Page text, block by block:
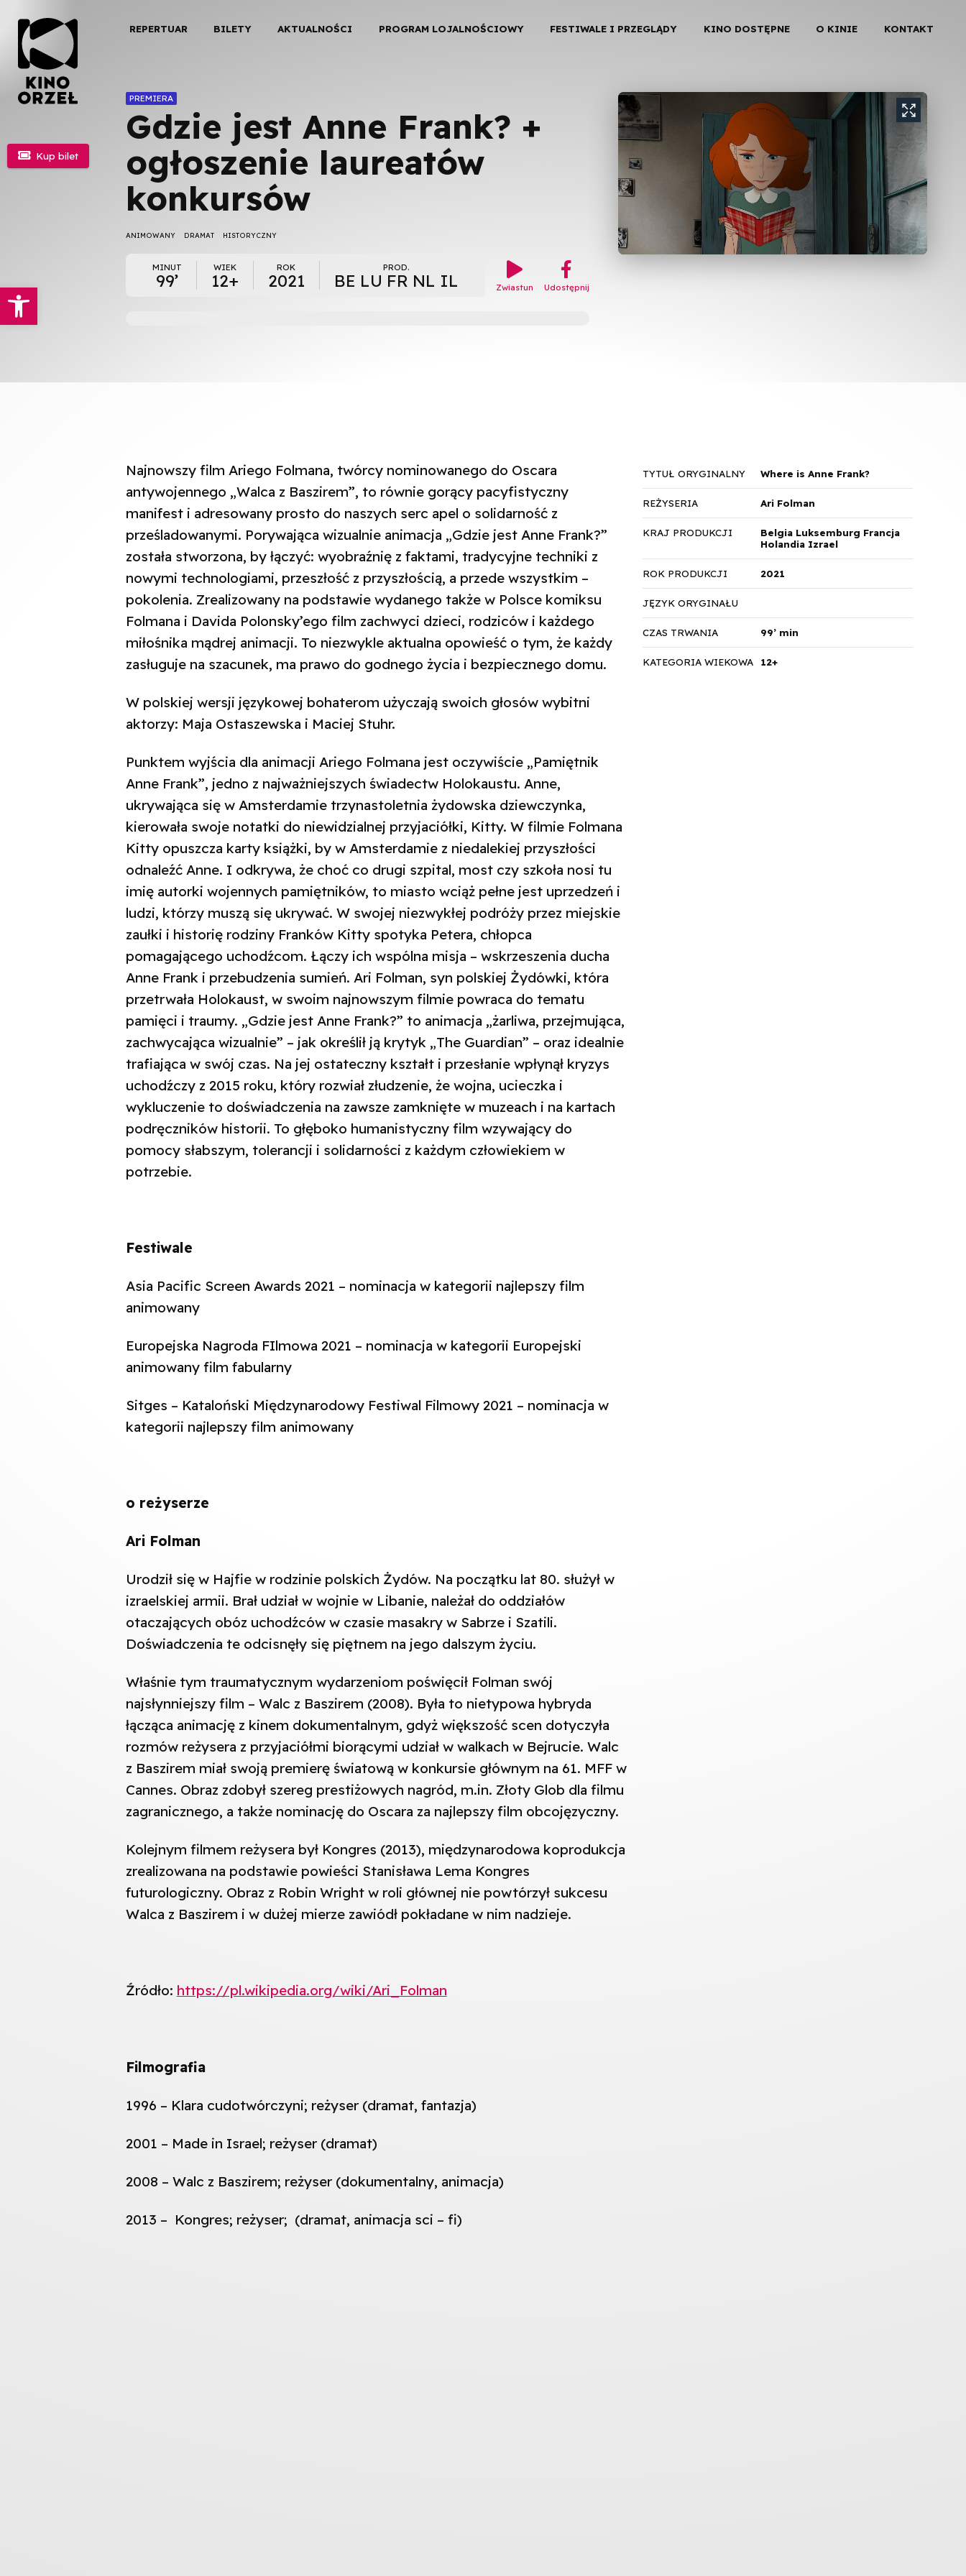
Otwórz pasek narzędzi
REPERTUAR BILETY AKTUALNOŚCI PROGRAM LOJALNOŚCIOWY FESTIWALE I PRZEGLĄDY KINO DOSTĘPNE O KINIE KONTAKT
PREMIERA
Gdzie jest Anne Frank? +
ogłoszenie laureatów
konkursów
ANIMOWANY DRAMAT HISTORYCZNY
MINUT
99’
WIEK
12+
ROK
2021
PROD.
BE LU FR NL IL

Zwiastun
︁
Udostępnij
 Kup bilet
Najnowszy film Ariego Folmana, twórcy nominowanego do Oscara
antywojennego „Walca z Baszirem”, to równie gorący pacyfistyczny
manifest i adresowany prosto do naszych serc apel o solidarność z
prześladowanymi. Porywająca wizualnie animacja „Gdzie jest Anne Frank?”
została stworzona, by łączyć: wyobraźnię z faktami, tradycyjne techniki z
nowymi technologiami, przeszłość z przyszłością, a przede wszystkim –
pokolenia. Zrealizowany na podstawie wydanego także w Polsce komiksu
Folmana i Davida Polonsky’ego film zachwyci dzieci, rodziców i każdego
miłośnika mądrej animacji. To niezwykle aktualna opowieść o tym, że każdy
zasługuje na szacunek, ma prawo do godnego życia i bezpiecznego domu.
W polskiej wersji językowej bohaterom użyczają swoich głosów wybitni
aktorzy: Maja Ostaszewska i Maciej Stuhr.
Punktem wyjścia dla animacji Ariego Folmana jest oczywiście „Pamiętnik
Anne Frank”, jedno z najważniejszych świadectw Holokaustu. Anne,
ukrywająca się w Amsterdamie trzynastoletnia żydowska dziewczynka,
kierowała swoje notatki do niewidzialnej przyjaciółki, Kitty. W filmie Folmana
Kitty opuszcza karty książki, by w Amsterdamie z niedalekiej przyszłości
odnaleźć Anne. I odkrywa, że choć co drugi szpital, most czy szkoła nosi tu
imię autorki wojennych pamiętników, to miasto wciąż pełne jest uprzedzeń i
ludzi, którzy muszą się ukrywać. W swojej niezwykłej podróży przez miejskie
zaułki i historię rodziny Franków Kitty spotyka Petera, chłopca
pomagającego uchodźcom. Łączy ich wspólna misja – wskrzeszenia ducha
Anne Frank i przebudzenia sumień. Ari Folman, syn polskiej Żydówki, która
przetrwała Holokaust, w swoim najnowszym filmie powraca do tematu
pamięci i traumy. „Gdzie jest Anne Frank?” to animacja „żarliwa, przejmująca,
zachwycająca wizualnie” – jak określił ją krytyk „The Guardian” – oraz idealnie
trafiająca w swój czas. Na jej ostateczny kształt i przesłanie wpłynął kryzys
uchodźczy z 2015 roku, który rozwiał złudzenie, że wojna, ucieczka i
wykluczenie to doświadczenia na zawsze zamknięte w muzeach i na kartach
podręczników historii. To głęboko humanistyczny film wzywający do
pomocy słabszym, tolerancji i solidarności z każdym człowiekiem w
potrzebie.
Festiwale
Asia Pacific Screen Awards 2021 – nominacja w kategorii najlepszy film
animowany
Europejska Nagroda FIlmowa 2021 – nominacja w kategorii Europejski
animowany film fabularny
Sitges – Kataloński Międzynarodowy Festiwal Filmowy 2021 – nominacja w
kategorii najlepszy film animowany
o reżyserze
Ari Folman
Urodził się w Hajfie w rodzinie polskich Żydów. Na początku lat 80. służył w
izraelskiej armii. Brał udział w wojnie w Libanie, należał do oddziałów
otaczających obóz uchodźców w czasie masakry w Sabrze i Szatili.
Doświadczenia te odcisnęły się piętnem na jego dalszym życiu.
Właśnie tym traumatycznym wydarzeniom poświęcił Folman swój
najsłynniejszy film – Walc z Baszirem (2008). Była to nietypowa hybryda
łącząca animację z kinem dokumentalnym, gdyż większość scen dotyczyła
rozmów reżysera z przyjaciółmi biorącymi udział w walkach w Bejrucie. Walc
z Baszirem miał swoją premierę światową w konkursie głównym na 61. MFF w
Cannes. Obraz zdobył szereg prestiżowych nagród, m.in. Złoty Glob dla filmu
zagranicznego, a także nominację do Oscara za najlepszy film obcojęzyczny.
Kolejnym filmem reżysera był Kongres (2013), międzynarodowa koprodukcja
zrealizowana na podstawie powieści Stanisława Lema Kongres
futurologiczny. Obraz z Robin Wright w roli głównej nie powtórzył sukcesu
Walca z Baszirem i w dużej mierze zawiódł pokładane w nim nadzieje.
Źródło: https://pl.wikipedia.org/wiki/Ari_Folman
Filmografia
1996 – Klara cudotwórczyni; reżyser (dramat, fantazja)
2001 – Made in Israel; reżyser (dramat)
2008 – Walc z Baszirem; reżyser (dokumentalny, animacja)
2013 – Kongres; reżyser; (dramat, animacja sci – fi)
TYTUŁ ORYGINALNY Where is Anne Frank?
REŻYSERIA Ari Folman
KRAJ PRODUKCJI
Belgia Luksemburg Francja
Holandia Izrael
ROK PRODUKCJI 2021
JĘZYK ORYGINAŁU
CZAS TRWANIA 99’ min
KATEGORIA WIEKOWA 12+